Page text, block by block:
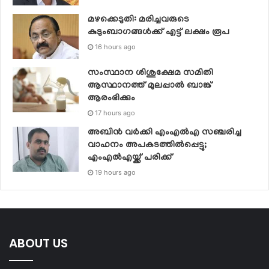
മഴക്കെടുതി: മരിച്ചവരുടെ
കുടുംബാഗങ്ങൾക്ക് എട്ട് ലക്ഷം രൂപ
16 hours ago
സംസ്ഥാന ശിശുക്ഷേമ സമിതി
ആസ്ഥാനത്ത് മുലപ്പാല്‍ ബാങ്ക്
ആരംഭിക്കും
17 hours ago
അബിന്‍ വര്‍ക്കി എംഎല്‍എ സഞ്ചരിച്ച
വാഹനം അപകടത്തില്‍പ്പെട്ടു;
എംഎല്‍എയ്ക്ക് പരിക്ക്‌
19 hours ago
ABOUT US